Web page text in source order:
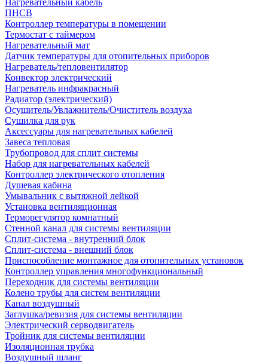
Нагревательный кабель
ПНСВ
Контроллер температуры в помещении
Термостат с таймером
Нагревательный мат
Датчик температуры для отопительных приборов
Нагреватель/тепловентилятор
Конвектор электрический
Нагреватель инфракрасный
Радиатор (электрический)
Осушитель/Увлажнитель/Очиститель воздуха
Сушилка для рук
Аксессуары для нагревательных кабелей
Завеса тепловая
Трубопровод для сплит системы
Набор для нагревательных кабелей
Контроллер электрического отопления
Душевая кабина
Умывальник с вытяжной лейкой
Установка вентиляционная
Терморегулятор комнатный
Стенной канал для системы вентиляции
Сплит-система - внутренний блок
Сплит-система - внешний блок
Приспособление монтажное для отопительных установок
Контроллер управления многофункциональный
Переходник для системы вентиляции
Колено трубы для систем вентиляции
Канал воздушный
Заглушка/ревизия для системы вентиляции
Электрический серводвигатель
Тройник для системы вентиляции
Изоляционная трубка
Воздушный шланг